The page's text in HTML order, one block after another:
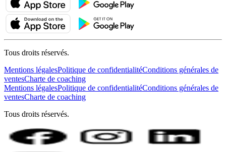
Tous droits réservés.
Mentions légalesPolitique de confidentialitéConditions générales de
ventesCharte de coaching
Mentions légalesPolitique de confidentialitéConditions générales de
ventesCharte de coaching
Tous droits réservés.